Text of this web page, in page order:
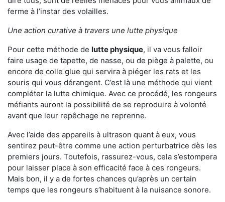
ferme à l’instar des volailles.
Une action curative à travers une lutte physique
Pour cette méthode de lutte physique, il va vous falloir
faire usage de tapette, de nasse, ou de piège à palette, ou
encore de colle glue qui servira à piéger les rats et les
souris qui vous dérangent. C’est là une méthode qui vient
compléter la lutte chimique. Avec ce procédé, les rongeurs
méfiants auront la possibilité de se reproduire à volonté
avant que leur repêchage ne reprenne.
Avec l’aide des appareils à ultrason quant à eux, vous
sentirez peut-être comme une action perturbatrice dès les
premiers jours. Toutefois, rassurez-vous, cela s’estompera
pour laisser place à son efficacité face à ces rongeurs.
Mais bon, il y a de fortes chances qu’après un certain
temps que les rongeurs s’habituent à la nuisance sonore.